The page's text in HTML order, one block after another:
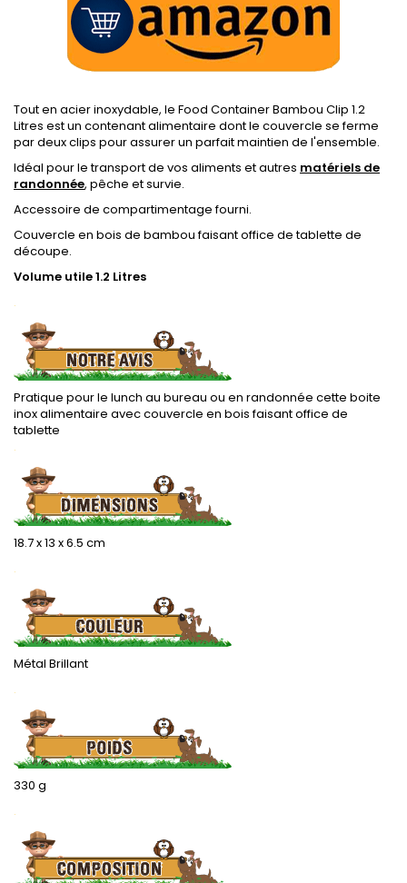
Tout en acier inoxydable, le Food Container Bambou Clip 1.2
Litres est un contenant alimentaire dont le couvercle se ferme
par deux clips pour assurer un parfait maintien de l'ensemble.
Idéal pour le transport de vos aliments et autres matériels de
randonnée, pêche et survie.
Accessoire de compartimentage fourni.
Couvercle en bois de bambou faisant office de tablette de
découpe.
Volume utile 1.2 Litres
.
Pratique pour le lunch au bureau ou en randonnée cette boite
inox alimentaire avec couvercle en bois faisant office de
tablette
.
18.7 x 13 x 6.5 cm
.
Métal Brillant
.
330 g
.